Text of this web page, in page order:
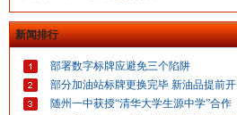
新闻排行
部署数字标牌应避免三个陷阱
部分加油站标牌更换完毕 新油品提前开
随州一中获授“清华大学生源中学”合作